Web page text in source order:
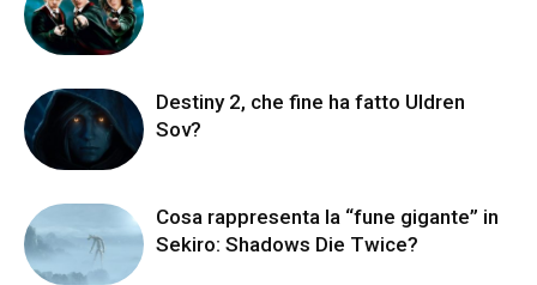
Destiny 2, che fine ha fatto Uldren
Sov?
Cosa rappresenta la “fune gigante” in
Sekiro: Shadows Die Twice?